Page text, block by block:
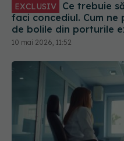
EXCLUSIV
faci concediul. Cum
de bolile din porturile
10 mai 2026, 11:52